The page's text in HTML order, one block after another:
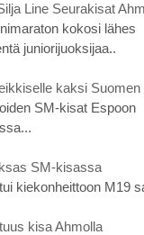
Line Seurakisat
kokosi lähes
juniorijuoksijaa..
kaksi
SM-kisat Espoon
SM-kisassa
kiekonheittoon M19
kisa Ahmolla